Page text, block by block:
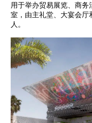
用于举办贸易展览、商
室，由主礼堂、大宴会
人。